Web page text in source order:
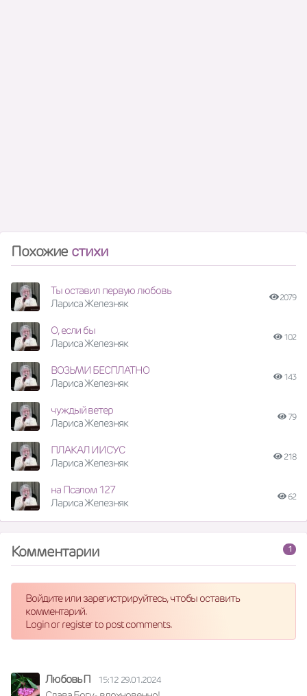
Похожие стихи
Ты оставил первую любовь
Лариса Железняк
2079
О, если бы
Лариса Железняк
102
ВОЗЬМИ БЕСПЛАТНО
Лариса Железняк
143
чуждый ветер
Лариса Железняк
79
ПЛАКАЛ ИИСУС
Лариса Железняк
218
на Псалом 127
Лариса Железняк
62
1
Комментарии
Войдите или зарегистрируйтесь, чтобы оставить
комментарий.
Login or register to post comments.
Любовь П 15:12 29.01.2024